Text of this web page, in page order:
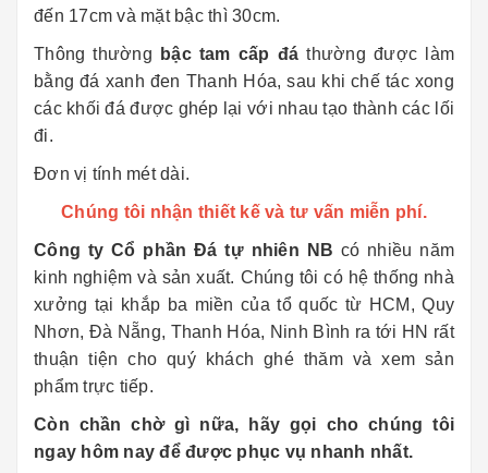
đến 17cm và mặt bậc thì 30cm.
Thông thường bậc tam cấp đá thường được làm
bằng đá xanh đen Thanh Hóa, sau khi chế tác xong
các khối đá được ghép lại với nhau tạo thành các lối
đi.
Đơn vị tính mét dài.
Chúng tôi nhận thiết kế và tư vấn miễn phí.
Công ty Cổ phần Đá tự nhiên NB có nhiều năm
kinh nghiệm và sản xuất. Chúng tôi có hệ thống nhà
xưởng tại khắp ba miền của tổ quốc từ HCM, Quy
Nhơn, Đà Nẵng, Thanh Hóa, Ninh Bình ra tới HN rất
thuận tiện cho quý khách ghé thăm và xem sản
phẩm trực tiếp.
Còn chần chờ gì nữa, hãy gọi cho chúng tôi
ngay hôm nay để được phục vụ nhanh nhất.